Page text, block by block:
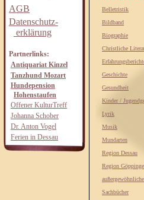
AGB
Datenschutz-
erklärung
Partnerlinks:
Antiquariat Kinzel
Tanzhund Mozart
Hundepension
Hohenstaufen
Offener KulturTreff
Johanna Schober
Dr. Anton Vogel
Ferien in Dessau
Belletristik
Bildband
Biographie
Christliche
Geschichte
Gesundheit
Kinder /
Lyrik
Musik
Mundarten
Region Dessau
Region
Sachbücher